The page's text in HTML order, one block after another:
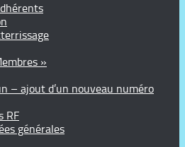
»
– ajout d’un nouveau numéro
RF
générales